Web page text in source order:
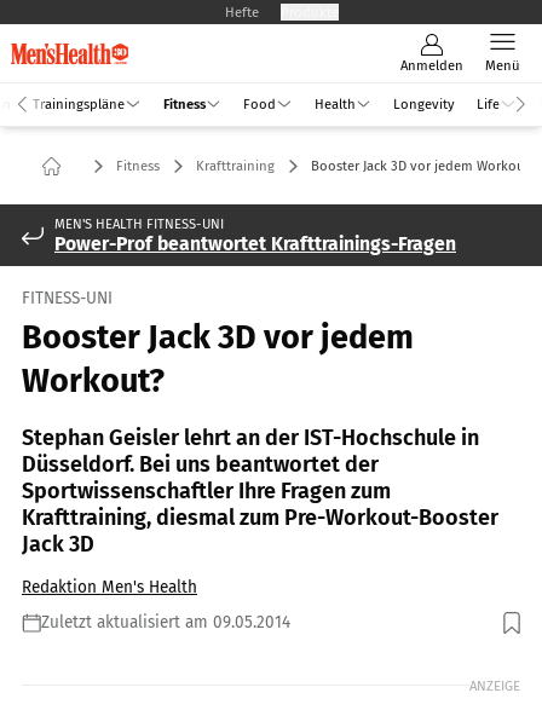
Hefte
Anmelden Menü
Trainingspläne Fitness Food Health Longevity Life
Fitness Krafttraining Booster Jack 3D vor jedem Workout?
MEN'S HEALTH FITNESS-UNI
Power-Prof beantwortet Krafttrainings-Fragen
FITNESS-UNI
Booster Jack 3D vor jedem
Workout?
Stephan Geisler lehrt an der IST-Hochschule in
Düsseldorf. Bei uns beantwortet der
Sportwissenschaftler Ihre Fragen zum
Krafttraining, diesmal zum Pre-Workout-Booster
Jack 3D
Redaktion Men's Health
Zuletzt aktualisiert am 09.05.2014
Foto: Shutterstock / Mopic
ANZEIGE